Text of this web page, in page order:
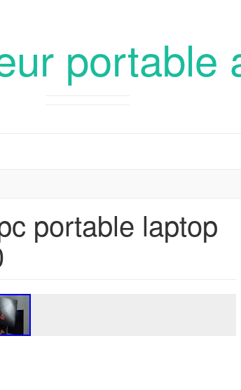
portable
portable laptop